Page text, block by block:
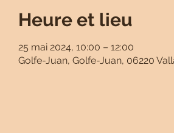
Heure et lieu
25 mai 2024, 10:00 – 12:00
Golfe-Juan, Golfe-Juan, 06220